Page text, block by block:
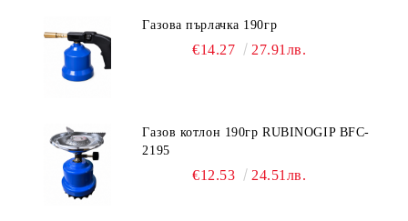
Газова пърлачка 190гр
€14.27 27.91лв.
Газов котлон 190гр RUBINOGIP BFC-
2195
€12.53 24.51лв.